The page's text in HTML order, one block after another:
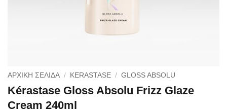
ΑΡΧΙΚΉ ΣΕΛΊΔΑ / KERASTASE / GLOSS ABSOLU
Kérastase Gloss Absolu Frizz Glaze
Cream 240ml